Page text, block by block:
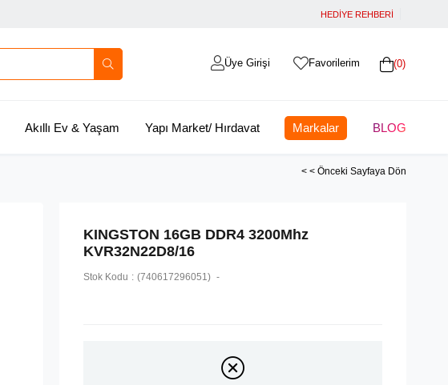
HEDİYE REHBERİ
0
Favorilerim
Üye Girişi
Akıllı Ev & Yaşam Yapı Market/ Hırdavat Markalar BLOG
< < Önceki Sayfaya Dön
KINGSTON 16GB DDR4 3200Mhz
KVR32N22D8/16
Stok Kodu (740617296051)